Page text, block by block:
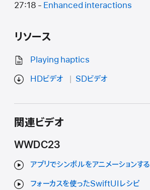
27:18 - Enhanced interactions
リソース
Playing haptics
HDビデオ
SDビデオ
関連ビデオ
WWDC23
アプリでシンボルをアニメーションする
フォーカスを使ったSwiftUIレシピ